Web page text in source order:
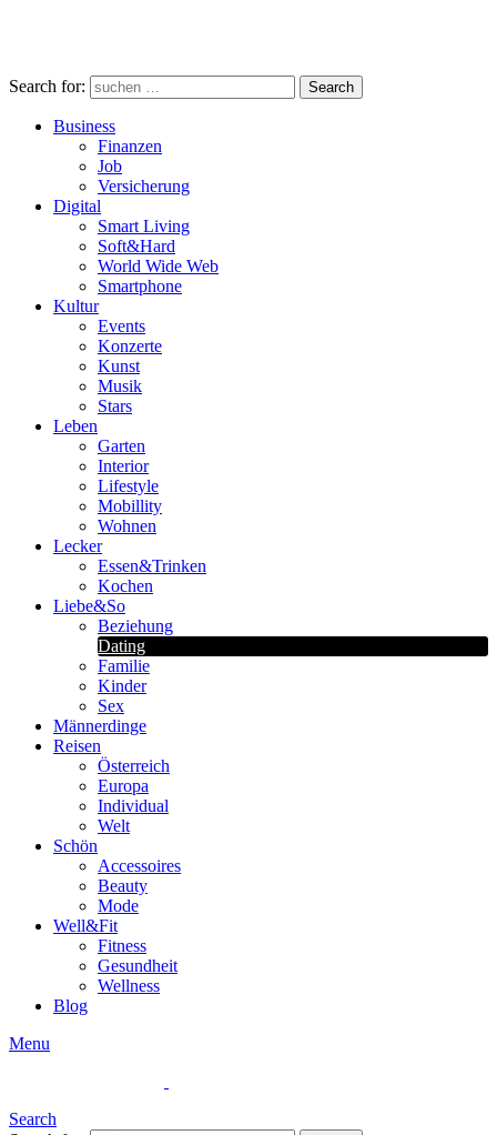
Search for: Search
Business
Finanzen
Job
Versicherung
Digital
Smart Living
Soft&Hard
World Wide Web
Smartphone
Kultur
Events
Konzerte
Kunst
Musik
Stars
Leben
Garten
Interior
Lifestyle
Mobillity
Wohnen
Lecker
Essen&Trinken
Kochen
Liebe&So
Beziehung
Dating
Familie
Kinder
Sex
Männerdinge
Reisen
Österreich
Europa
Individual
Welt
Schön
Accessoires
Beauty
Mode
Well&Fit
Fitness
Gesundheit
Wellness
Blog
Menu
Search